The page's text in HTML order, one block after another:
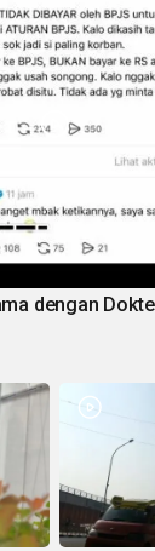
dengan